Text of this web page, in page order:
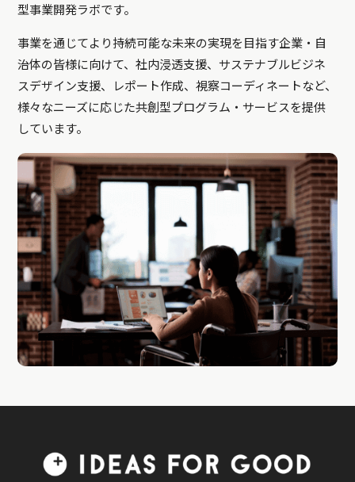
型事業開発ラボです。
事業を通じてより持続可能な未来の実現を目指す企業・自
治体の皆様に向けて、社内浸透支援、サステナブルビジネ
スデザイン支援、レポート作成、視察コーディネートなど、
様々なニーズに応じた共創型プログラム・サービスを提供
しています。